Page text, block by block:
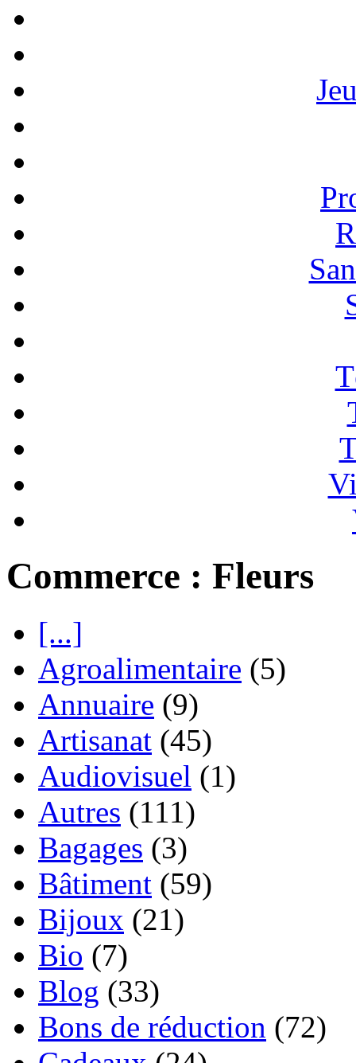
Commerce : Fleurs
[...]
Agroalimentaire (5)
Annuaire (9)
Artisanat (45)
Audiovisuel (1)
Autres (111)
Bagages (3)
Bâtiment (59)
Bijoux (21)
Bio (7)
Blog (33)
Bons de réduction (72)